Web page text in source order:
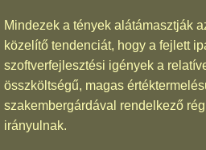
Mindezek a tények alátámasztják
közelítő tendenciát, hogy a fejlett
szoftverfejlesztési igények a
összköltségű, magas
szakembergárdával rendelkező
irányulnak.